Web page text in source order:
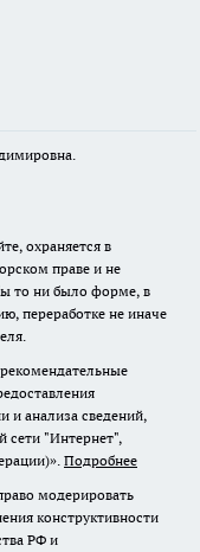
охраняется в
праве и не
то ни было форме, в
переработке не иначе
и анализа сведений,
сети "Интернет",
Подробнее
модерировать
конструктивности
РФ и